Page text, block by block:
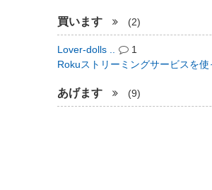
買います (2)
Lover-dolls .. 1
Rokuストリーミングサービスを使
あげます (9)